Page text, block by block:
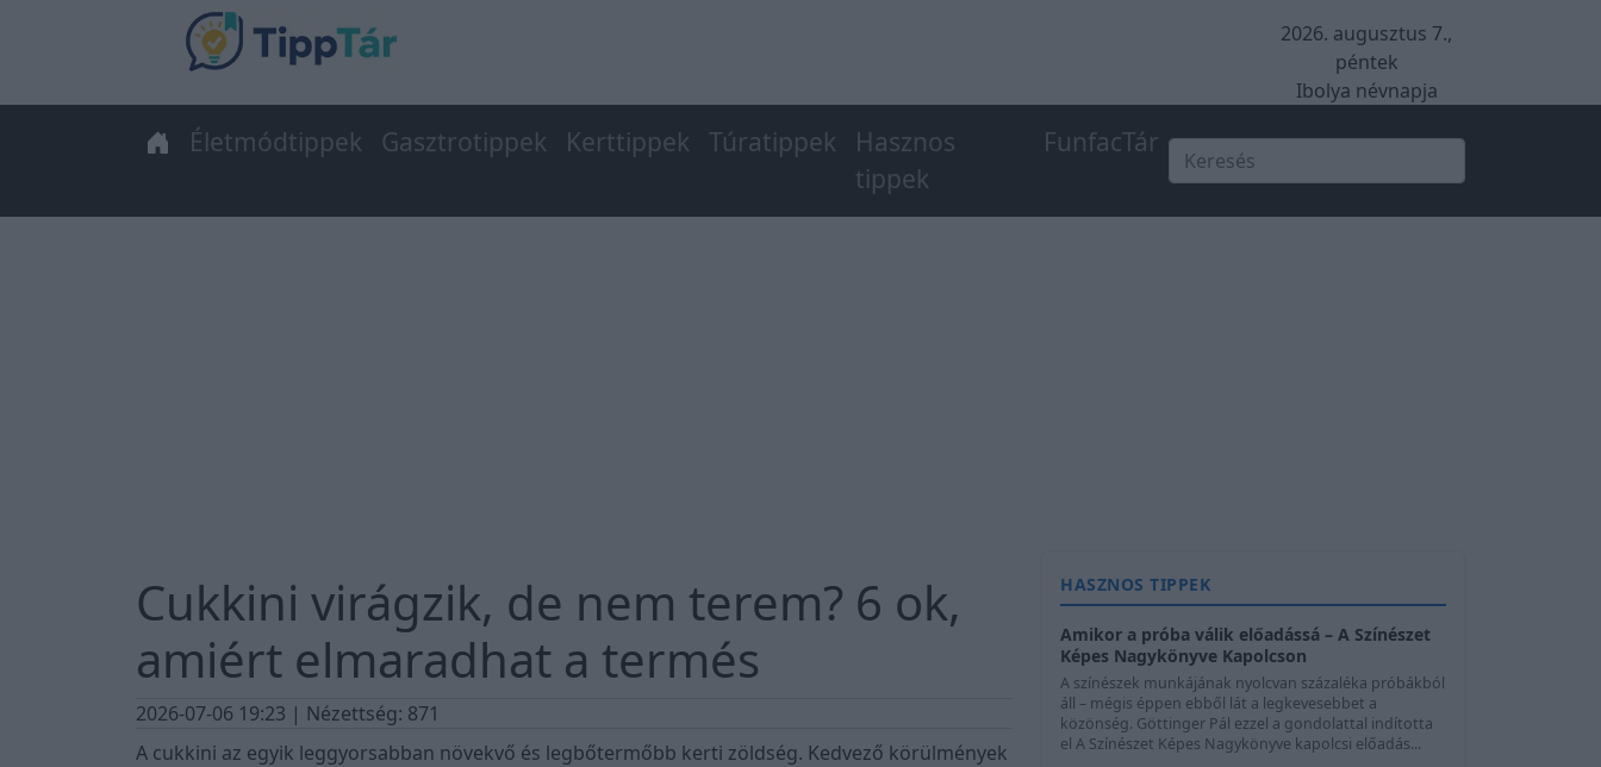
2026. augusztus 7.,
péntek
Ibolya névnapja
Életmódtippek Gasztrotippek Kerttippek Túratippek
Hasznos
tippek
FunfacTár
Cukkini virágzik, de nem terem? 6 ok,
amiért elmaradhat a termés
2026-07-06 19:23 | Nézettség: 871
A cukkini az egyik leggyorsabban növekvő és legbőtermőbb kerti zöldség. Kedvező körülmények
HASZNOS TIPPEK
Amikor a próba válik előadássá – A Színészet
Képes Nagykönyve Kapolcson
A színészek munkájának nyolcvan százaléka próbákból
áll – mégis éppen ebből lát a legkevesebbet a
közönség. Göttinger Pál ezzel a gondolattal indította
el A Színészet Képes Nagykönyve kapolcsi előadás...